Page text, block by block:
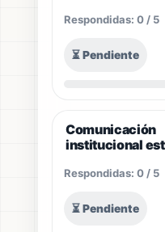
Respondidas: 0 / 5
⏳ Pendiente
Comunicación
institucional
Respondidas: 0 / 5
⏳ Pendiente